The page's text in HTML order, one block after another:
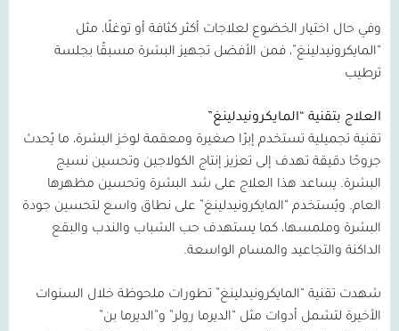
وفي حال اختيار الخضوع لعلاجات أكثر كثافة أو توغلًا، مثل
“المايكرونيدلينغ”، فمن الأفضل تجهيز البشرة مسبقًا بجلسة
ترطيب
العلاج بتقنية “المايكرونيدلينغ”
تقنية تجميلية تستخدم إبرًا صغيرة ومعقمة لوخز البشرة، ما يُحدث
جروحًا دقيقة تهدف إلى تعزيز إنتاج الكولاجين وتحسين نسيج
البشرة. يساعد هذا العلاج على شد البشرة وتحسين مظهرها
العام. ويُستخدم “المايكرونيدلينغ” على نطاق واسع لتحسين جودة
البشرة وملمسها، كما يستهدف حب الشباب والندب والبقع
الداكنة والتجاعيد والمسام الواسعة.
شهدت تقنية “المايكرونيدلينغ” تطورات ملحوظة خلال السنوات
الأخيرة لتشمل أدوات مثل “الديرما رولر” و”الديرما بن”